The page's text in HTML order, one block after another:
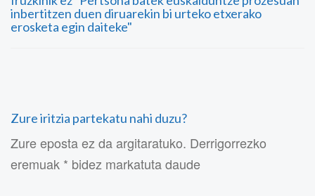
inbertitzen duen diruarekin bi urteko etxerako
erosketa egin daiteke"
Zure iritzia partekatu nahi duzu?
Zure eposta ez da argitaratuko. Derrigorrezko
eremuak * bidez markatuta daude